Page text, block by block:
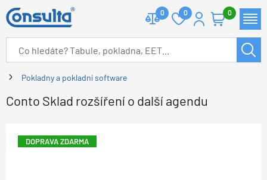
0 0 0
Pokladny a pokladní software
Conto Sklad rozšíření o další agendu
DOPRAVA ZDARMA